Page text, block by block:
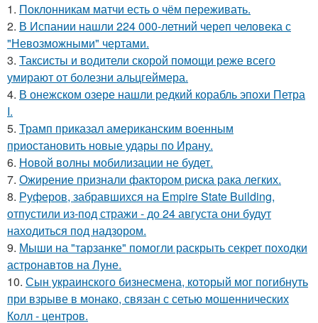
1. Поклонникам матчи есть о чём переживать.
2. В Испании нашли 224 000-летний череп человека с
"Невозможными" чертами.
3. Таксисты и водители скорой помощи реже всего
умирают от болезни альцгеймера.
4. В онежском озере нашли редкий корабль эпохи Петра
I.
5. Трамп приказал американским военным
приостановить новые удары по Ирану.
6. Новой волны мобилизации не будет.
7. Ожирение признали фактором риска рака легких.
8. Руферов, забравшихся на Empire State Building,
отпустили из-под стражи - до 24 августа они будут
находиться под надзором.
9. Мыши на "тарзанке" помогли раскрыть секрет походки
астронавтов на Луне.
10. Сын украинского бизнесмена, который мог погибнуть
при взрыве в монако, связан с сетью мошеннических
Колл - центров.